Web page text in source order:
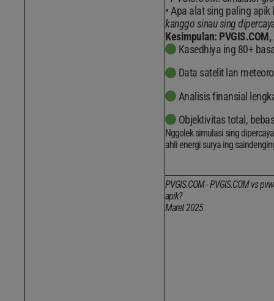
Apa alat sing paling apik
kanggo sinau sing
Kesimpulan:
Kasedhiya ing 80+
Data satelit lan
Analisis finansial
Objektivitas total,
Nggolek simulasi sing
ahli energi surya ing
PVGIS.COM - PVGIS.COM vs
apik?
Maret 2025